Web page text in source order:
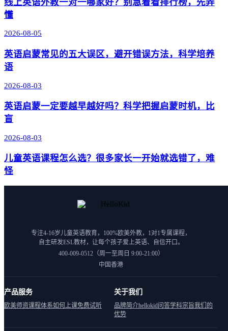
懂
2026-08-05
英语启蒙常见的五大误区，避开错误方法，科学培养
语
2026-08-03
英语启蒙一定要越早越好吗？科学把握启蒙时机，比
盲
2026-08-03
儿童英语课程怎么选？很多家长一开始就选错了，难
怪
专注4-16岁儿童英语教育，100%欧美外教，1对1专属课程，
自主研发ESL教材，让每个孩子爱上英语、自信开口。
400-009-0512（周一至周日 9:00-21:00）
中国香港
产品服务
欧美师资课程体系如何上课免费试听
关于我们
品牌简介hellokid问答学科宗旨我们的
优势